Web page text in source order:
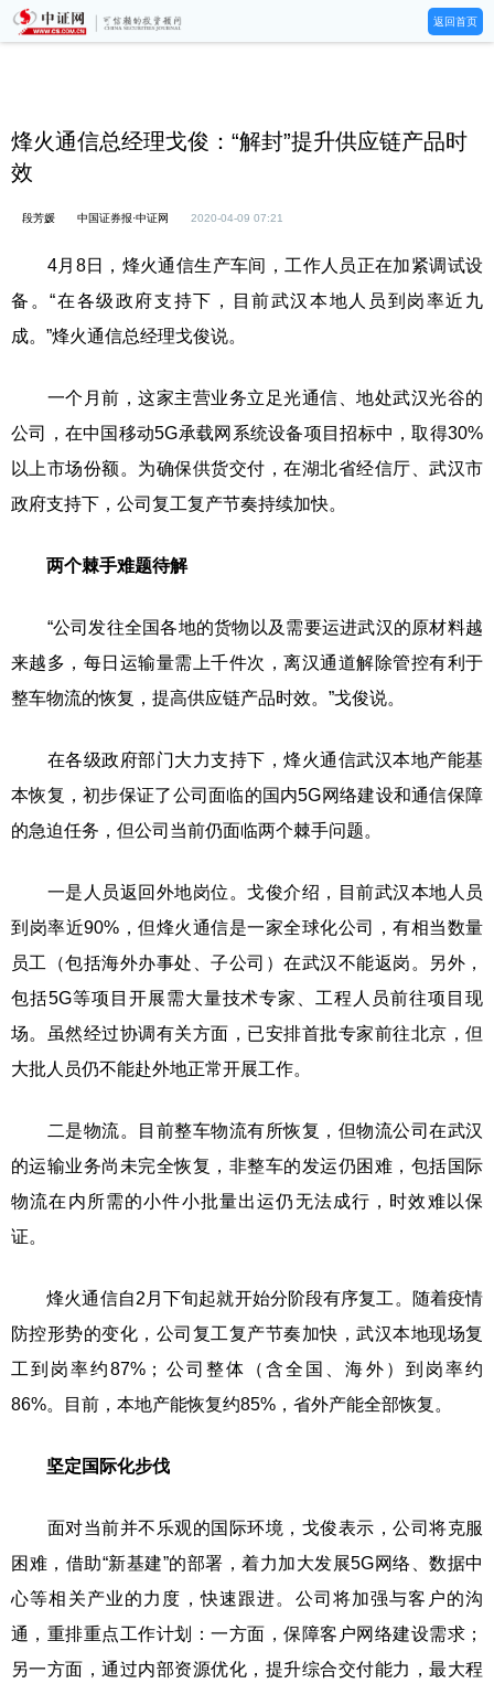
返回首页
烽火通信总经理戈俊：“解封”提升供应链产品时
效
段芳媛 中国证券报·中证网 2020-04-09 07:21
4月8日，烽火通信生产车间，工作人员正在加紧调试设
备。“在各级政府支持下，目前武汉本地人员到岗率近九
成。”烽火通信总经理戈俊说。
一个月前，这家主营业务立足光通信、地处武汉光谷的
公司，在中国移动5G承载网系统设备项目招标中，取得30%
以上市场份额。为确保供货交付，在湖北省经信厅、武汉市
政府支持下，公司复工复产节奏持续加快。
两个棘手难题待解
“公司发往全国各地的货物以及需要运进武汉的原材料越
来越多，每日运输量需上千件次，离汉通道解除管控有利于
整车物流的恢复，提高供应链产品时效。”戈俊说。
在各级政府部门大力支持下，烽火通信武汉本地产能基
本恢复，初步保证了公司面临的国内5G网络建设和通信保障
的急迫任务，但公司当前仍面临两个棘手问题。
一是人员返回外地岗位。戈俊介绍，目前武汉本地人员
到岗率近90%，但烽火通信是一家全球化公司，有相当数量
员工（包括海外办事处、子公司）在武汉不能返岗。另外，
包括5G等项目开展需大量技术专家、工程人员前往项目现
场。虽然经过协调有关方面，已安排首批专家前往北京，但
大批人员仍不能赴外地正常开展工作。
二是物流。目前整车物流有所恢复，但物流公司在武汉
的运输业务尚未完全恢复，非整车的发运仍困难，包括国际
物流在内所需的小件小批量出运仍无法成行，时效难以保
证。
烽火通信自2月下旬起就开始分阶段有序复工。随着疫情
防控形势的变化，公司复工复产节奏加快，武汉本地现场复
工到岗率约87%；公司整体（含全国、海外）到岗率约
86%。目前，本地产能恢复约85%，省外产能全部恢复。
坚定国际化步伐
面对当前并不乐观的国际环境，戈俊表示，公司将克服
困难，借助“新基建”的部署，着力加大发展5G网络、数据中
心等相关产业的力度，快速跟进。公司将加强与客户的沟
通，重排重点工作计划：一方面，保障客户网络建设需求；
另一方面，通过内部资源优化，提升综合交付能力，最大程